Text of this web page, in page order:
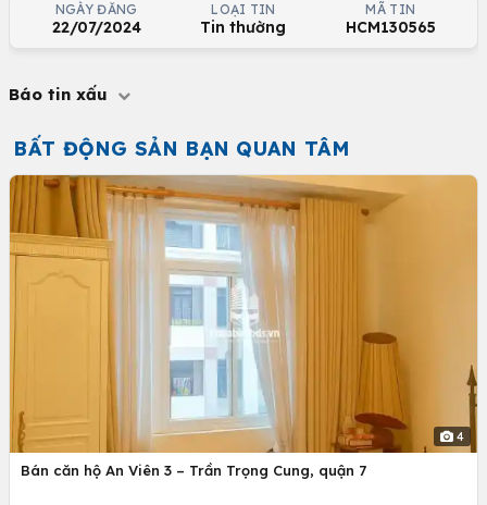
NGÀY ĐĂNG
22/07/2024
LOẠI TIN
Tin thường
MÃ TIN
HCM130565
Báo tin xấu
BẤT ĐỘNG SẢN BẠN QUAN TÂM
4
Bán căn hộ An Viên 3 – Trần Trọng Cung, quận 7